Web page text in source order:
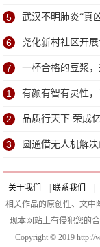
5 武汉不明肺炎“真
6 尧化新村社区开
7 一杯合格的豆浆
1 有颜有智有灵性
2 品质行天下 荣成
3 圆通借无人机解
关于我们 联系我们
相关作品的原创性、文中
现本网站上有侵犯您的
Copyright © 2019